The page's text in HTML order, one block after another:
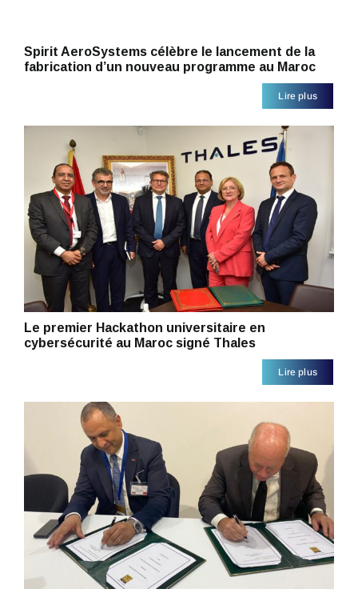
Spirit AeroSystems célèbre le lancement de la
fabrication d’un nouveau programme au Maroc
Lire plus
Le premier Hackathon universitaire en
cybersécurité au Maroc signé Thales
Lire plus